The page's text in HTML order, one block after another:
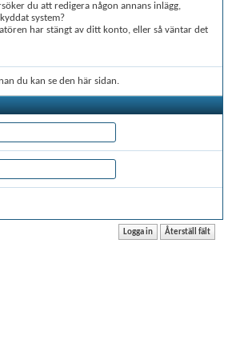
du att redigera någon annans inlägg,
system?
har stängt av ditt konto, eller så väntar det
du kan se den här sidan.